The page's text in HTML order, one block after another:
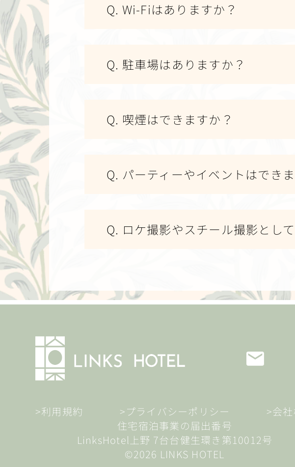
Q. Wi-Fiはありますか？
Q. 駐車場はありますか？
Q. 喫煙はできますか？
Q. パーティーやイベントはでき
Q. ロケ撮影やスチール撮影とし
>利用規約 >プライバシーポリシー
>会
住宅宿泊事業の届出番号
LinksHotel上野 7台台健生環き第10012号
©2026 LINKS HOTEL